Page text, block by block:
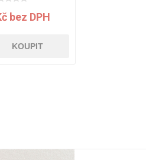
bez DPH
KOUPIT